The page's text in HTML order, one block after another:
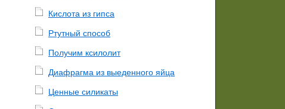
Кислота из гипса
Ртутный способ
Получим ксилолит
Диафрагма из выеденного яйца
Ценные силикаты